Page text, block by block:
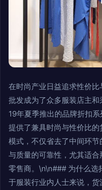
在时尚产业日益追求性价
批发成为了众多服装店主
19年夏季推出的品牌折扣
提供了兼具时尚与性价比
模式，不仅省去了中间环
与质量的可靠性，尤其适
零售商。\n\n### 为什么选
于服装行业内人士来说，